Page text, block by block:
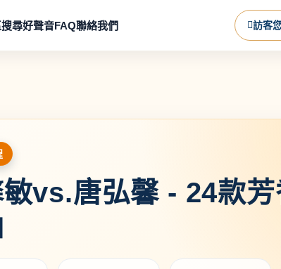
搜尋好聲音FAQ聯絡我們 訪客
vs.唐弘馨 - 24款